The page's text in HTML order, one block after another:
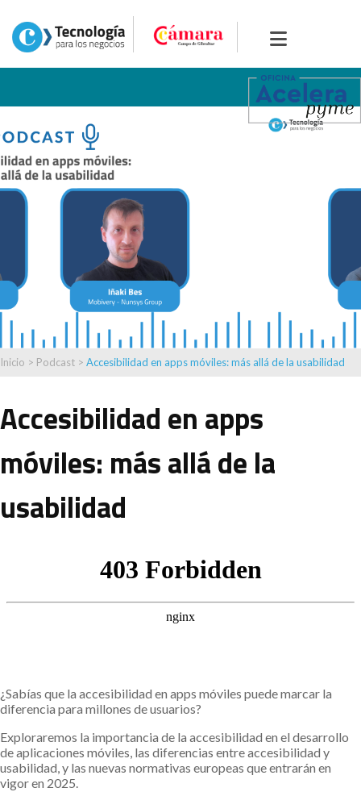
Inicio > Podcast > Accesibilidad en apps móviles: más allá de la usabilidad
Accesibilidad en apps
móviles: más allá de la
usabilidad
¿Sabías que la accesibilidad en apps móviles puede marcar la
diferencia para millones de usuarios?
Exploraremos la importancia de la accesibilidad en el desarrollo
de aplicaciones móviles, las diferencias entre accesibilidad y
usabilidad, y las nuevas normativas europeas que entrarán en
vigor en 2025.